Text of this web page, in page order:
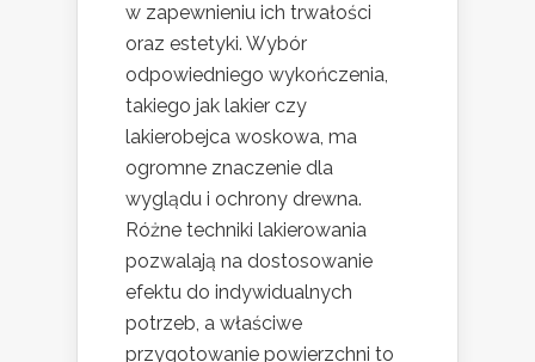
w zapewnieniu ich trwałości
oraz estetyki. Wybór
odpowiedniego wykończenia,
takiego jak lakier czy
lakierobejca woskowa, ma
ogromne znaczenie dla
wyglądu i ochrony drewna.
Różne techniki lakierowania
pozwalają na dostosowanie
efektu do indywidualnych
potrzeb, a właściwe
przygotowanie powierzchni to